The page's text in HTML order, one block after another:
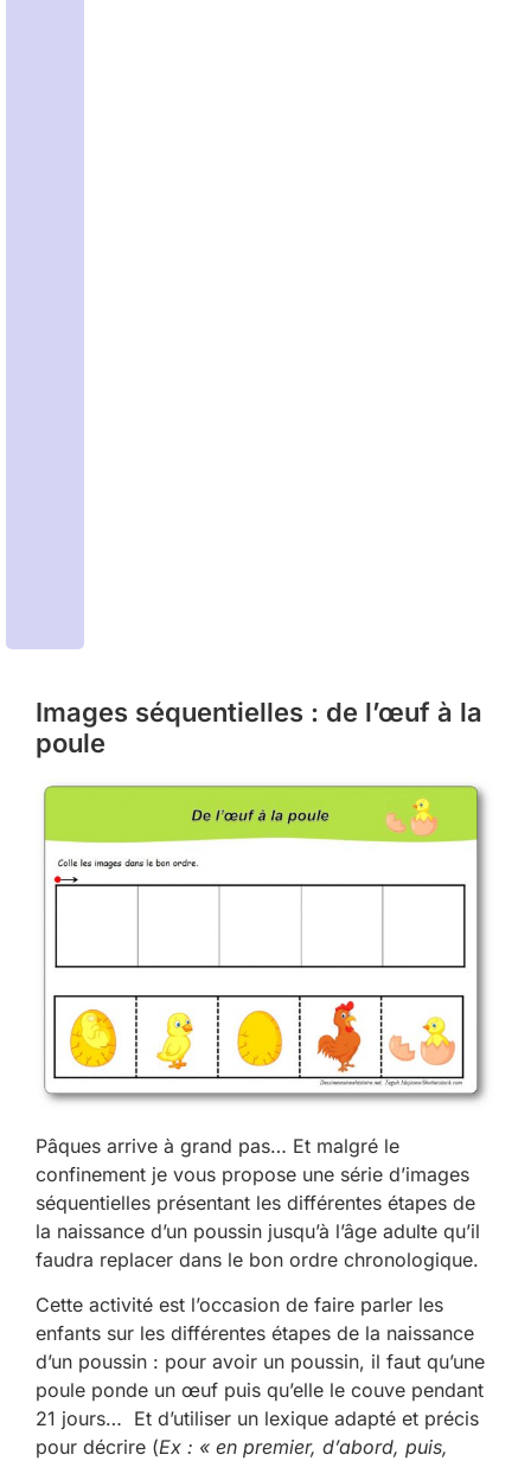
Images séquentielles : de l’œuf à la
poule
Pâques arrive à grand pas… Et malgré le
confinement je vous propose une série d’images
séquentielles présentant les différentes étapes de
la naissance d’un poussin jusqu’à l’âge adulte qu’il
faudra replacer dans le bon ordre chronologique.
Cette activité est l’occasion de faire parler les
enfants sur les différentes étapes de la naissance
d’un poussin : pour avoir un poussin, il faut qu’une
poule ponde un œuf puis qu’elle le couve pendant
21 jours… Et d’utiliser un lexique adapté et précis
pour décrire (Ex : « en premier, d’abord, puis,